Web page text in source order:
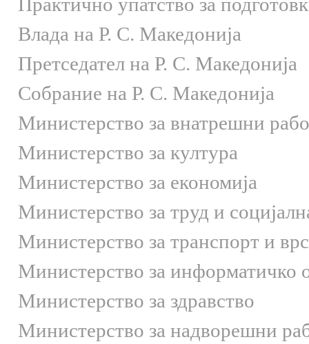
Влада на Р. С. Македонија
Претседател на Р. С. Македонија
Собрание на Р. С. Македонија
Министерство за внатрешни
Министерство за култура
Министерство за економија
Министерство за труд и
Министерство за транспорт и
Министерство за информатичко
Министерство за здравство
Министерство за надворешни